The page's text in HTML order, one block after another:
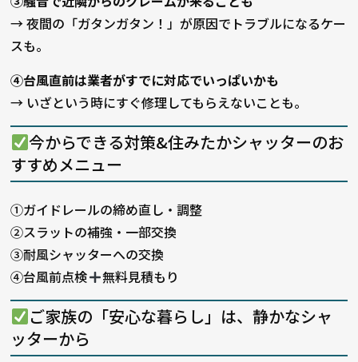
→ 夜間の「ガタンガタン！」が原因でトラブルになるケー
スも。
④台風直前は業者がすでに対応でいっぱいかも
→ いざという時にすぐ修理してもらえないことも。
今からできる対策&住みたかシャッターのお
すすめメニュー
①ガイドレールの締め直し・調整
②スラットの補強・一部交換
③耐風シャッターへの交換
④台風前点検
無料見積もり
ご家族の「安心な暮らし」は、静かなシャ
ッターから